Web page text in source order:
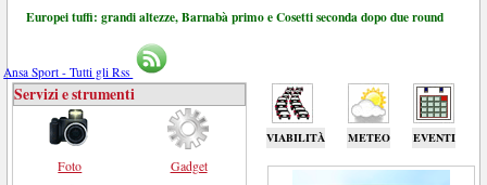
Europei tuffi: grandi altezze, Barnabà primo e Cosetti seconda dopo due round
Ansa Sport - Tutti gli Rss
VIABILITÀ METEO EVENTI
Servizi e strumenti
Foto Gadget